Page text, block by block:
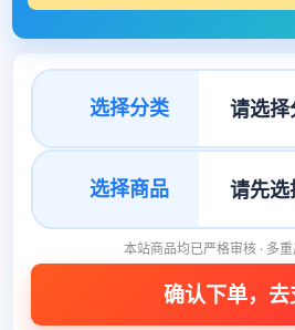
选择分类
选择商品
本站商品均已严格审核 · 多